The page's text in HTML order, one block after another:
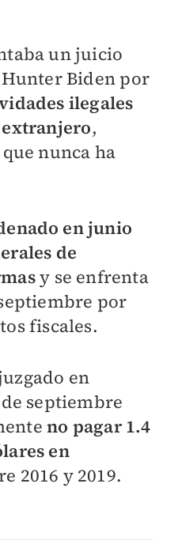
un juicio
Biden por
ilegales
,
nunca ha
en junio
de
y se enfrenta
por
fiscales.
en
septiembre
no pagar 1.4
en
2016 y 2019.